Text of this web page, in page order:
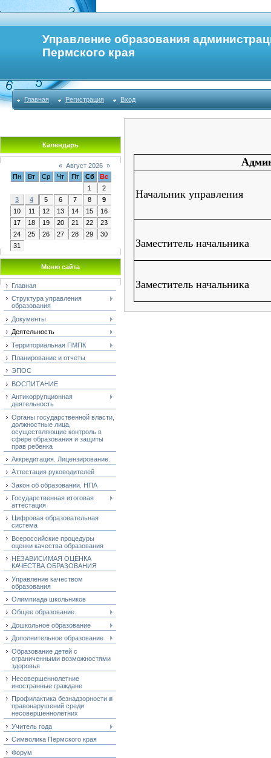
Управление образования
Пермского края
Главная Регистрация Вход
Календарь
« Август 2026 »
Пн
Вт Ср Чт Пт Сб
Вс
1
2
3
4 5 6 7 8
9
10
11 12 13 14 15
16
17
18 19 20 21 22
23
24
25 26 27 28 29
30
31
Меню сайта
Главная
Структура управления
образования
Документы
Деятельность
Территориальная ПМПК
Планирование и отчеты
ЭПОС
ВОСПИТАНИЕ
Антикоррупционная
деятельность
Органы государственной власти,
должностные лица,
осуществляющие контроль в
сфере образования и защиты
прав ребенка
Аккредитация. Лицензирование.
Аттестация руководителей
Закон об образовании. НПА
Государственная итоговая
аттестация
Цифровая образовательная
система
Всероссийские процедуры
оценки качества образования
НЕЗАВИСИМАЯ ОЦЕНКА
КАЧЕСТВА ОБРАЗОВАНИЯ
Управление качеством
образования
Олимпиада школьников
Общее образование.
Дошкольное образование
Дополнительное образование
Образование детей с
ограниченными возможностями
здоровья
Несовершеннолетние
иностранные граждане
Профилактика безнадзорности и
правонарушений среди
несовершеннолетних
Учитель года
Символика Пермского края
Форум
Начальник управления
Заместитель начальника
Заместитель начальника